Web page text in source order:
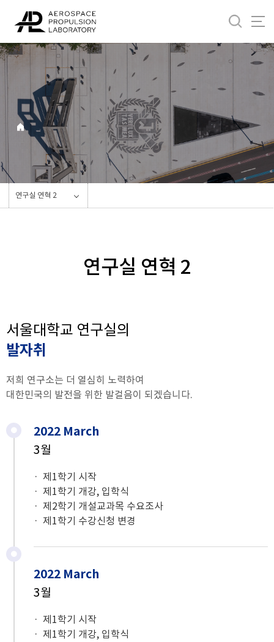
기
연구실 연혁 2
연구실 연혁 2
서울대학교 연구실의
발자취
저희 연구소는 더 열심히 노력하여
대한민국의 발전을 위한 발걸음이 되겠습니다.
2022 March
3월
제1학기 시작
제1학기 개강, 입학식
제2학기 개설교과목 수요조사
제1학기 수강신청 변경
2022 March
3월
제1학기 시작
제1학기 개강, 입학식